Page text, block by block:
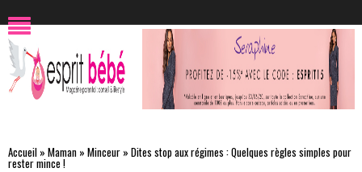
Accueil » Maman » Minceur » Dites stop aux régimes : Quelques règles simples pour
rester mince !